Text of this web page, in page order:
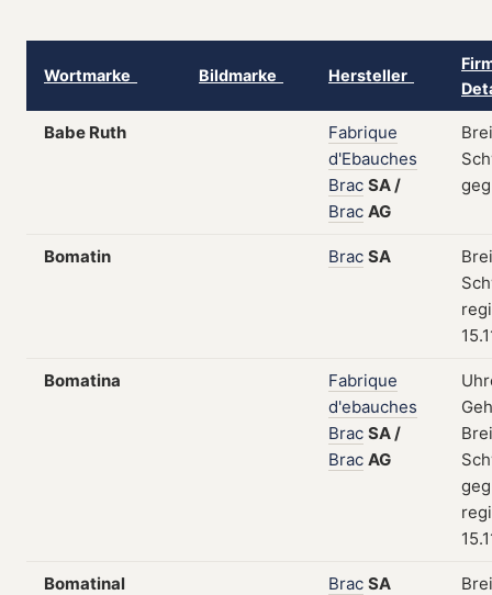
Wortmarke Bildmarke Hersteller
Babe Ruth
Fabrique
d'Ebauches
Brac SA/
Brac AG
Bomatin Brac SA
Bomatina
Fabrique
d'ebauches
Brac SA/
Brac AG
Bomatinal Brac SA